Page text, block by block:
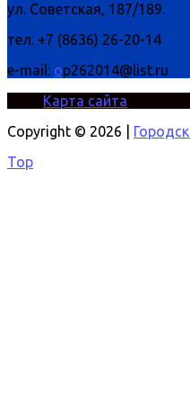
ул. Советская, 187/189.
тел. +7 (8636) 26-20-14
e-mail: op262014@list.ru
Карта сайта
Copyright © 2026 |
Top